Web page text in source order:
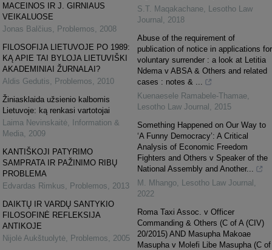
MACEINOS IR J. GIRNIAUS
VEIKALUOSE
Jonas Balčius
Problemos
2008
FILOSOFIJA LIETUVOJE PO 1989:
KĄ APIE TAI BYLOJA LIETUVIŠKI
AKADEMINIAI ŽURNALAI?
Aldis Gedutis
Problemos
2010
Žiniasklaida užsienio kalbomis
Lietuvoje: ką renkasi vartotojai
Laima Nevinskaitė
Information &
Media
2009
KANTIŠKOJI PATYRIMO
SAMPRATA IR PAŽINIMO RIBŲ
PROBLEMA
Edvardas Rimkus
Problemos
2013
DAIKTŲ IR VARDŲ SANTYKIO
FILOSOFINĖ REFLEKSIJA
ANTIKOJE
Nijolė Aukštuolytė
Problemos 2005
S.T. Maqakachane
Lesotho Law
Journal
2018
Abuse of the requirement of
publication of notice in applications for
voluntary surrender : a look at Letitia
Ndema v ABSA & Others and related
cases : notes & ...
Kuenaesele Ramabele-Thamae
Lesotho Law Journal
2015
Something Happened on Our Way to
‘A Funny Democracy’: A Critical
Analysis of Economic Freedom
Fighters and Others v Speaker of the
National Assembly and Another...
M. Mhango
Lesotho Law Journal
2022
Roma Taxi Assoc. v Officer
Commanding & Others (C of A (CIV)
20/2015) AND Masupha Makoae
Masupha v Molefi Libe Masupha (C of